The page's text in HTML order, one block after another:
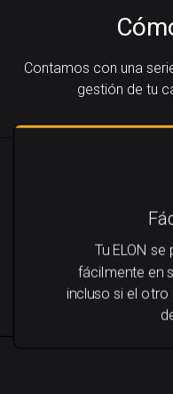
Contamos con una
gestión de tu
Tu ELON
fácilmente en
incluso si el otro